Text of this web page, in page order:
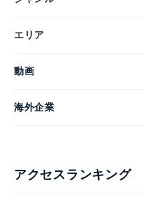
エリア
動画
海外企業
アクセスランキング